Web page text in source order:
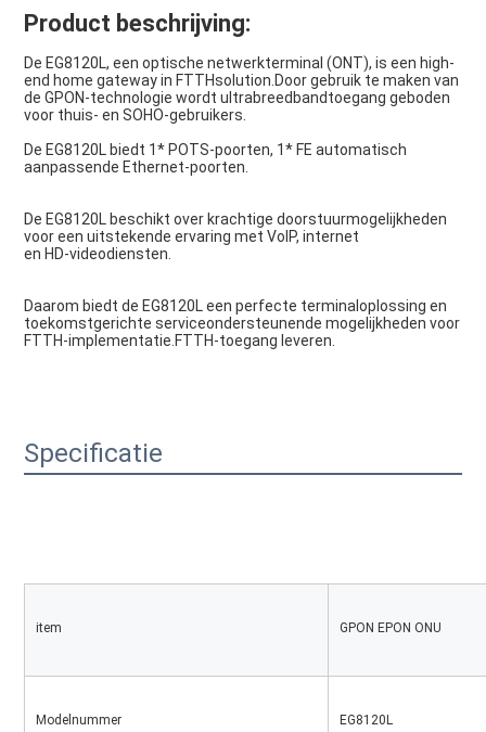
Product beschrijving:
De EG8120L, een optische netwerkterminal (ONT), is een high-
end home gateway in FTTHsolution.Door gebruik te maken van
de GPON-technologie wordt ultrabreedbandtoegang geboden
voor thuis- en SOHO-gebruikers.
De EG8120L biedt 1* POTS-poorten, 1* FE automatisch
aanpassende Ethernet-poorten.
De EG8120L beschikt over krachtige doorstuurmogelijkheden
voor een uitstekende ervaring met VolP, internet
en HD-videodiensten.
Daarom biedt de EG8120L een perfecte terminaloplossing en
toekomstgerichte serviceondersteunende mogelijkheden voor
FTTH-implementatie.FTTH-toegang leveren.
Specificatie
item GPON EPON ONU
Modelnummer EG8120L